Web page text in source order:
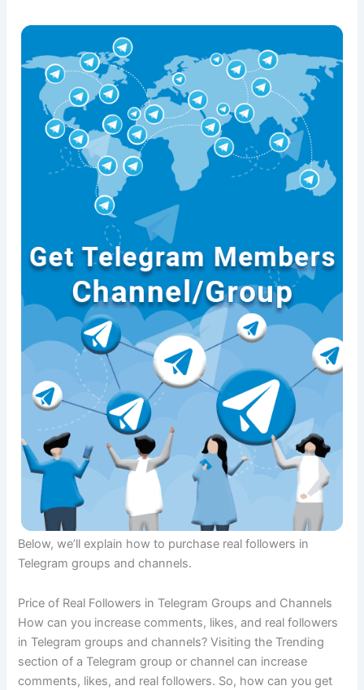
Below, we’ll explain how to purchase real followers in
Telegram groups and channels.
Price of Real Followers in Telegram Groups and Channels
How can you increase comments, likes, and real followers
in Telegram groups and channels? Visiting the Trending
section of a Telegram group or channel can increase
comments, likes, and real followers. So, how can you get